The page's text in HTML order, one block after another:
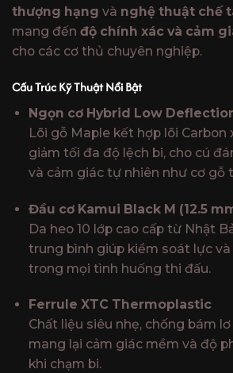
thượng hạng và nghệ thuật chế
mang đến độ chính xác và cảm
cho các cơ thủ chuyên nghiệp.
Cấu Trúc Kỹ Thuật Nổi Bật
Ngọn cơ Hybrid Low
Lõi gỗ Maple kết hợp lõi
giảm tối đa độ lệch bi, cho cú
và cảm giác tự nhiên như cơ gỗ
Đầu cơ Kamui Black M (12.5
Da heo 10 lớp cao cấp từ Nhật
trung bình giúp kiểm soát lực và
trong mọi tình huống thi đấu.
Ferrule XTC Thermoplastic
Chất liệu siêu nhẹ, chống bám
mang lại cảm giác mềm và độ
khi chạm bi.